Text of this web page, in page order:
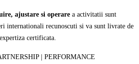
ajustare si operare a activitatii sunt
internationali recunoscuti si va sunt livrate de
certificata.
| PERFORMANCE